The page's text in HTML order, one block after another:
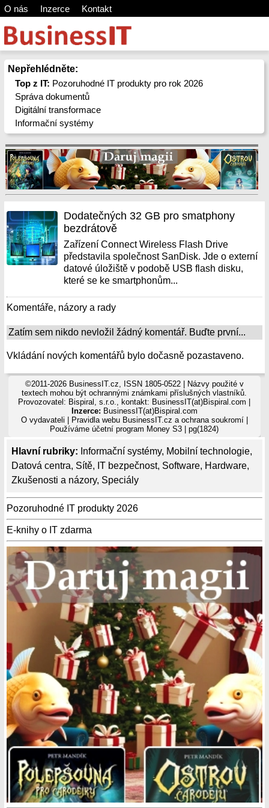
O nás Inzerce Kontakt
Nepřehlédněte:
Top z IT: Pozoruhodné IT produkty pro rok 2026
Správa dokumentů
Digitální transformace
Informační systémy
Hlavní rubriky: Informační systémy, Mobilní technologie,
Datová centra, Sítě, IT bezpečnost, Software, Hardware,
Zkušenosti a názory, Speciály
Pozoruhodné IT produkty 2026
E-knihy o IT zdarma
Dodatečných 32 GB pro smatphony
bezdrátově
Zařízení Connect Wireless Flash Drive
představila společnost SanDisk. Jde o externí
datové úložiště v podobě USB flash disku,
které se ke smartphonům...
Komentáře, názory a rady
Zatím sem nikdo nevložil žádný komentář. Buďte první...
Vkládání nových komentářů bylo dočasně pozastaveno.
©2011-2026 BusinessIT.cz, ISSN 1805-0522 | Názvy použité v
textech mohou být ochrannými známkami příslušných vlastníků.
Provozovatel: Bispiral, s.r.o., kontakt: BusinessIT(at)Bispiral.com |
Inzerce: BusinessIT(at)Bispiral.com
O vydavateli
Pravidla webu BusinessIT.cz a ochrana soukromí|
Používámeúčetní program Money S3 | pg(1824)